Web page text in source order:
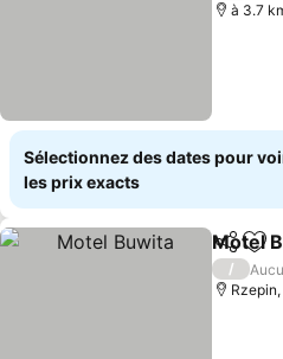
à 3.7
Sélectionnez des dates pour
les prix exacts
Partager
Motel
/